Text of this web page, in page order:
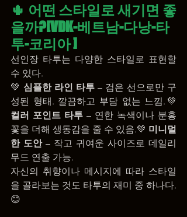
🌵 어떤 스타일로 새기면 좋
을까?[VDK-베트남-다낭-타
투-코리아 ]
선인장 타투는 다양한 스타일로 표현할
수 있다.
💚 심플한 라인 타투 – 검은 선으로만 구
컬러 포인트 타투 – 연한 녹색이나 분홍
꽃을 더해 생동감을 줄 수 있음.💚 미니멀
한 도안 – 작고 귀여운 사이즈로 데일리
무드 연출 가능.
자신의 취향이나 메시지에 따라 스타일
을 골라보는 것도 타투의 재미 중 하나다.
😊